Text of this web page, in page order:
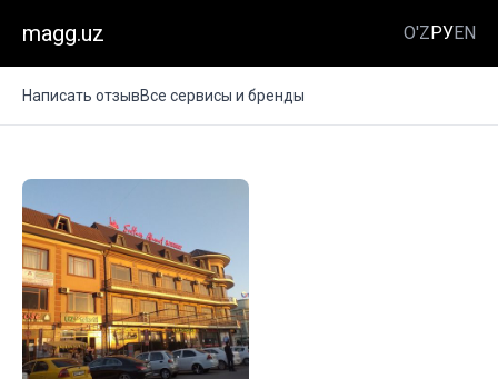
magg.uz O'ZРУEN
Написать отзывВсе сервисы и бренды